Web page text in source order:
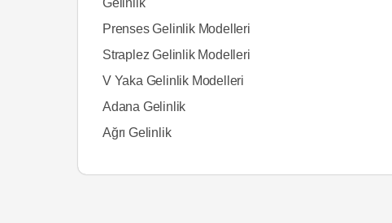
Prenses Gelinlik Modelleri
Straplez Gelinlik Modelleri
V Yaka Gelinlik Modelleri
Adana Gelinlik
Ağrı Gelinlik